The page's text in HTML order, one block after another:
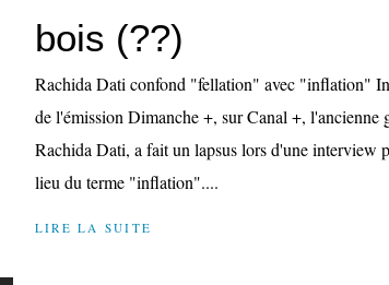
bois (??)
Rachida Dati confond "fellation" avec "inflation"
de l'émission Dimanche +, sur Canal +, l'ancienne
Rachida Dati, a fait un lapsus lors d'une interview
lieu du terme "inflation"....
LIRE LA SUITE